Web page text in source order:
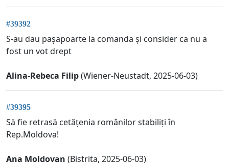
#39392
S-au dau pașapoarte la comanda și consider ca nu a
fost un vot drept
Alina-Rebeca Filip(Wiener-Neustadt, 2025-06-03)
#39395
Să fie retrasă cetățenia românilor stabiliți în
Rep.Moldova!
Ana Moldovan (Bistrita, 2025-06-03)